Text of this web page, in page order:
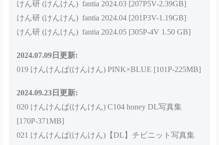
2024.03.04日更新：
けん研 (けんけん) fantia 2024.02[219P2V-1.15GB]
2024.06.24日更新:
018 けんけんぱ(けんけん) birthday2024 [102P-279.55
けん研 (けんけん) fantia 2024.03 [207P5V-2.39GB]
けん研 (けんけん) fantia 2024.04 [201P3V-1.19GB]
けん研 (けんけん) fantia 2024.05 [305P-4V 1.50 GB]